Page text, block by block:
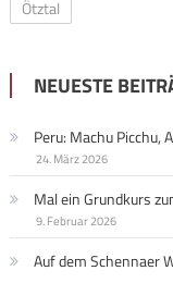
Ötztal
NEUESTE
Peru: Machu Picchu,
24. März 2026
Mal ein Grundkurs
9. Februar 2026
Auf dem Schennaer